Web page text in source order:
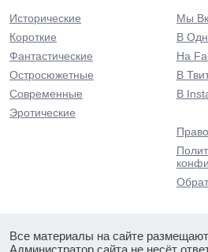
Исторические
Короткие
Фантастические
Остросюжетные
Современные
Эротические
Мы
В
На
В
В
Все материалы на сайте
Администратор сайта не несёт